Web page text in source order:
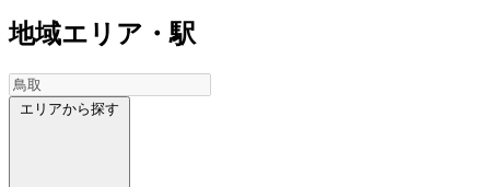
地域エリア・駅
エリアから探す